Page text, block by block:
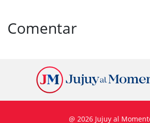
Comentar
@ 2026 Jujuy al